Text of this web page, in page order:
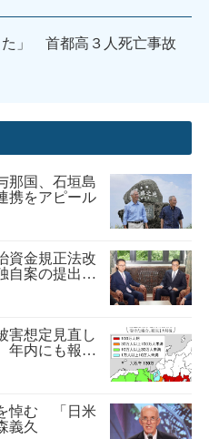
た」 首都高３人死亡事故
那国、石垣島
携をアピール
資金規正法改
自案の提出も
害想定見直し
年内にも報告
悼む 「日米
義久